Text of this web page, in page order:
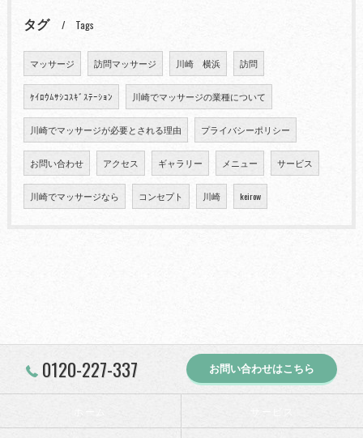
タグ Tags
マッサージ 訪問マッサージ 川崎 横浜 訪問
ｹｲﾛｳﾑｻｼｺｽｷﾞｽﾃｰｼｮﾝ 川崎でマッサージの業種について
川崎でマッサージが必要とされる理由 プライバシーポリシー
お問い合わせ アクセス ギャラリー メニュー サービス
川崎でマッサージなら コンセプト 川崎 keirow
0120-227-337 お問い合わせはこちら